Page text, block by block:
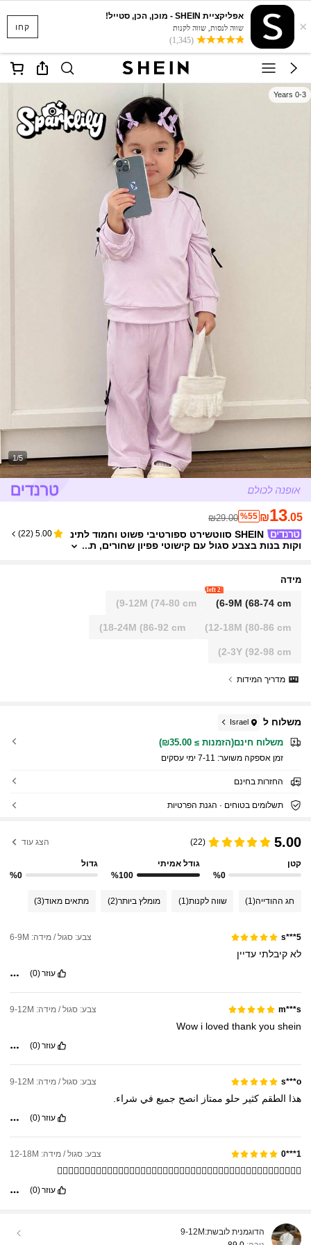
קחו ×
אפליקציית SHEIN - מוכן, הכן, סטייל!
שווה לנסות, שווה לקנות
(1,345)
0-3 Years
1/5
₪13.05
%55
₪29.00
SHEIN סווטשירט ספורטיבי פשוט וחמוד לתינ
וקות בנות בצבע סגול עם קישוטי פפיון שחורים, ת
5.00
(
22
)
מידה
6-9M (68-74 cm)
2 left
9-12M (74-80 cm)
12-18M (80-86 cm)
18-24M (86-92 cm)
2-3Y (92-98 cm)
מדריך המידות
משלוח ל Israel
משלוח חינם(הזמנות ≥ ₪35.00)
זמן אספקה ​​משוער: 7-11 ימי עסקים
החזרות בחינם
תשלומים בטוחים · הגנת הפרטיות
5.00
(22) הצג עוד
קטן
%0
גודל אמיתי
%100
גדול
%0
חג ההודייה(1) שווה לקנות(1) מומלץ ביותר(2) מתאים מאוד(3)
s***5 צבע: סגול / מידה: 6-9M
לאקיבלתיעדיין
עוזר(0)
m***s צבע: סגול / מידה: 9-12M
Wow i loved thank you shein
עוזר(0)
s***o צבע: סגול / מידה: 9-12M
هذا الطقمكثير حلو ممتاز انصح جميع في شراء.
עוזר(0)
1***0 צבע: סגול / מידה: 12-18M
👌🏻👌🏻👌🏻👌🏻👌🏻👌🏻👌🏻👌🏻👌🏻👌🏻👌🏻👌🏻👌🏻👌🏻👌🏻👌🏻👌🏻👌🏻👌🏻👌🏻👌🏻👌🏻
עוזר(0)
הדוגמנית לובשת: 9-12M